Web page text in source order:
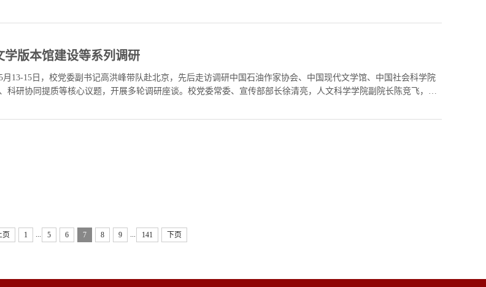
版本馆建设等系列调研
13-15日，校党委副书记高洪峰带队赴北京，先后走访调研中国石油作家协会、中国现代文学馆、中国社会科学院
科研协同提质等核心议题，开展多轮调研座谈。校党委常委、宣传部部长徐清亮，人文科学学院副院长陈竞飞，石
页 1 5 6 7 8 9 141 下页